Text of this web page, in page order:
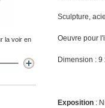
Sculpture,
Oeuvre pour
Dimension : 9
Exposition :
la voir en